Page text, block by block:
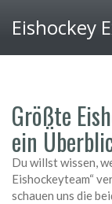
Eishockey
Größte
ein
Du willst wissen,
Eishockeyteam“
schauen uns die